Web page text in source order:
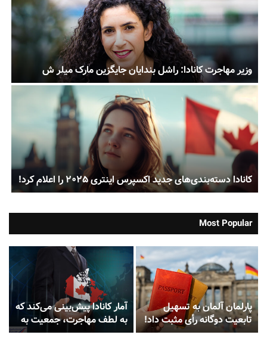
وزیر مهاجرت کانادا: راشل بندایان جایگزین مارک میلر ش
کانادا دسته‌بندی‌های جدید اکسپرس اینتری ۲۰۲۵ را اعلام کرد!
Most Popular
پارلمان آلمان به تسهیل
تابعیت دوگانه رأی مثبت داد!
آمار کانادا پیش‌بینی می‌کند که
به لطف مهاجرت، جمعیت به
۲۱ میلیون نفر افزایش خواهد